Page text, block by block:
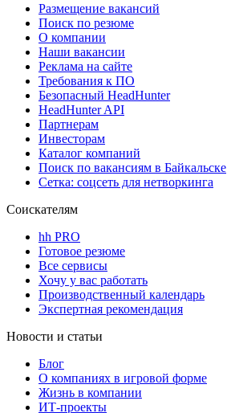
Размещение вакансий
Поиск по резюме
О компании
Наши вакансии
Реклама на сайте
Требования к ПО
Безопасный HeadHunter
HeadHunter API
Партнерам
Инвесторам
Каталог компаний
Поиск по вакансиям в Байкальске
Сетка: соцсеть для нетворкинга
Соискателям
hh PRO
Готовое резюме
Все сервисы
Хочу у вас работать
Производственный календарь
Экспертная рекомендация
Новости и статьи
Блог
О компаниях в игровой форме
Жизнь в компании
ИТ-проекты